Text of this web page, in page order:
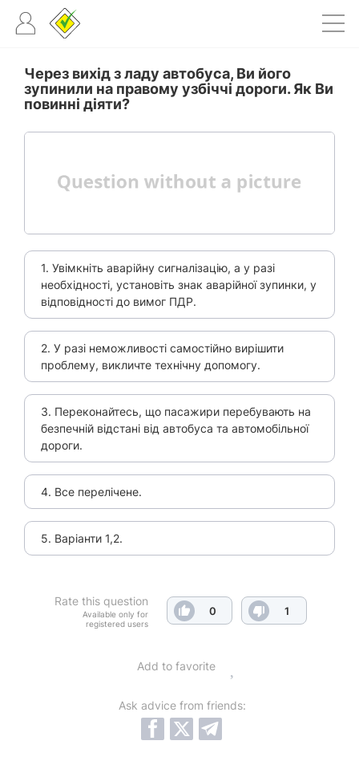
Через вихід з ладу автобуса, Ви його
зупинили на правому узбіччі дороги. Як Ви
повинні діяти?
1. Увімкніть аварійну сигналізацію, а у разі
необхідності, установіть знак аварійної зупинки, у
відповідності до вимог ПДР.
2. У разі неможливості самостійно вирішити
проблему, викличте технічну допомогу.
3. Переконайтесь, що пасажири перебувають на
безпечній відстані від автобуса та автомобільної
дороги.
4. Все перелічене.
5. Варіанти 1,2.
Rate this question
Available only for
registered users
0 1
Add to favorite
Ask advice from friends: